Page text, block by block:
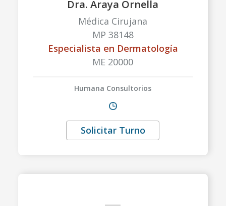
Dra. Araya Ornella
Médica Cirujana
MP 38148
Especialista en Dermatología
ME 20000
Humana Consultorios
Solicitar Turno